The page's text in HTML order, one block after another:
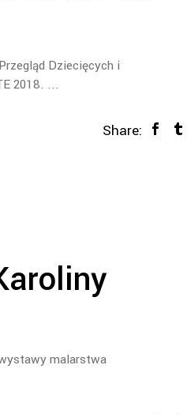
Dziecięcych i
2018.
Share:
malarstwa